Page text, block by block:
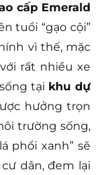
cấp Emerald
tuổi “gạo cội”
vì thế, mặc
rất nhiều xe
tại khu dự
hưởng trọn
trường sống,
phổi xanh” sẽ
dân, đem lại